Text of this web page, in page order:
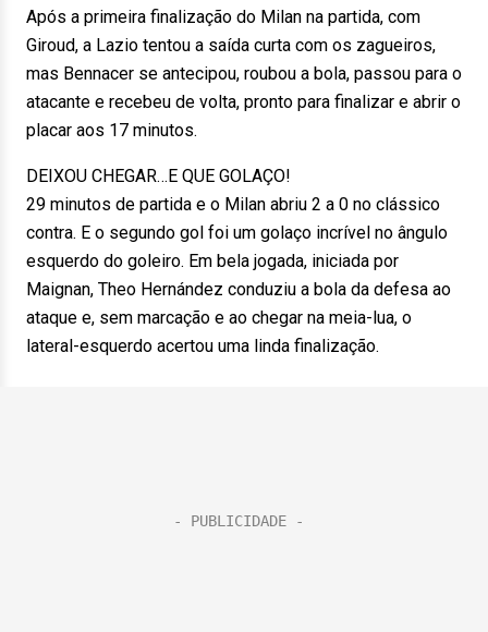
Após a primeira finalização do Milan na partida, com
Giroud, a Lazio tentou a saída curta com os zagueiros,
mas Bennacer se antecipou, roubou a bola, passou para o
atacante e recebeu de volta, pronto para finalizar e abrir o
placar aos 17 minutos.
DEIXOU CHEGAR…E QUE GOLAÇO!
29 minutos de partida e o Milan abriu 2 a 0 no clássico
contra. E o segundo gol foi um golaço incrível no ângulo
esquerdo do goleiro. Em bela jogada, iniciada por
Maignan, Theo Hernández conduziu a bola da defesa ao
ataque e, sem marcação e ao chegar na meia-lua, o
lateral-esquerdo acertou uma linda finalização.